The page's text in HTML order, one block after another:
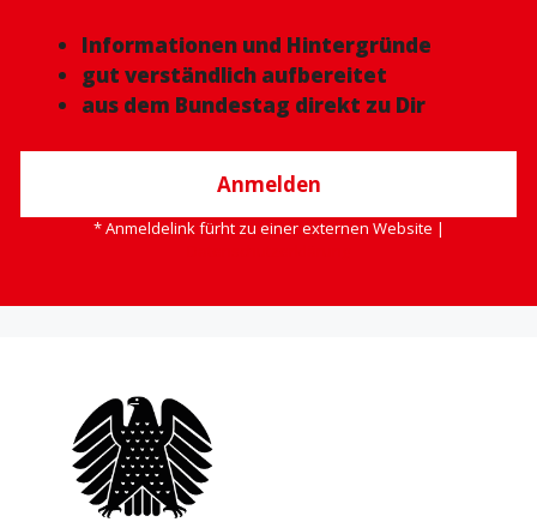
Informationen und Hintergründe
gut verständlich aufbereitet
aus dem Bundestag direkt zu Dir
Anmelden
* Anmeldelink fürht zu einer externen Website |